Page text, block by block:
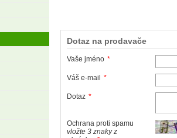
Dotaz na prodavače
Vaše jméno *
Váš e-mail *
Dotaz *
Ochrana proti spamu
vložte 3 znaky z